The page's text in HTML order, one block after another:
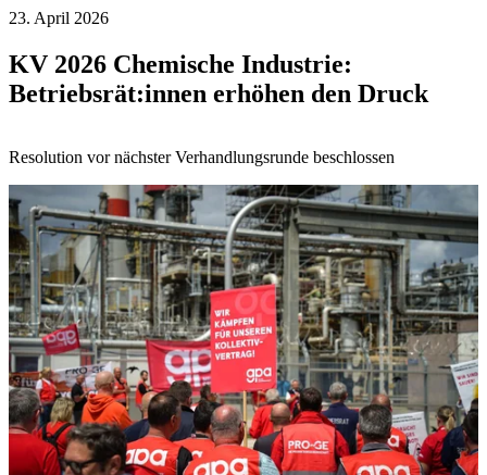
23. April 2026
KV 2026 Chemische Industrie:
Betriebsrät:innen erhöhen den Druck
Resolution vor nächster Verhandlungsrunde beschlossen